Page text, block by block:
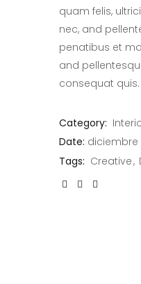
quam felis,
nec, and
penatibus et
and
consequat quis.
Category:
Date: diciembre
Tags: Creative